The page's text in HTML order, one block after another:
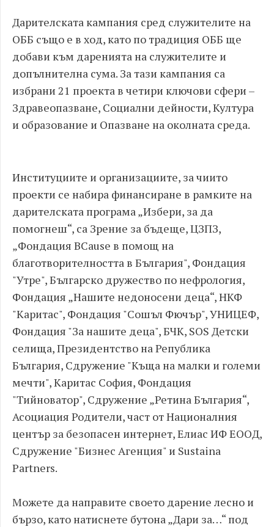
Дарителската кампания сред служителите на
ОББ също е в ход, като по традиция ОББ ще
добави към даренията на служителите и
допълнителна сума. За тази кампания са
избрани 21 проекта в четири ключови сфери –
Здравеопазване, Социални дейности, Култура
и образование и Опазване на околната среда.
Институциите и организациите, за чиито
проекти се набира финансиране в рамките на
дарителската програма „Избери, за да
помогнеш“, са Зрение за бъдеще, ЦЗПЗ,
„Фондация BCause в помощ на
благотворителността в България", Фондация
"Утре", Българско дружество по нефрология,
Фондация „Нашите недоносени деца“, НКФ
"Каритас", Фондация "Сошъл Фючър", УНИЦЕФ,
Фондация "За нашите деца", БЧК, SOS Детски
селища, Президентство на Република
България, Сдружение "Къща на малки и големи
мечти", Каритас София, Фондация
"Тийноватор", Сдружение „Ретина България“,
Асоциация Родители, част от Националния
център за безопасен интернет, Елиас ИФ ЕООД,
Сдружение "Бизнес Агенция" и Sustaina
Partners.
Можете да направите своето дарение лесно и
бързо, като натиснете бутона „Дари за…“ под